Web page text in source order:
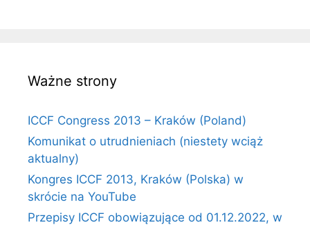
Ważne strony
ICCF Congress 2013 – Kraków (Poland)
Komunikat o utrudnieniach (niestety wciąż
aktualny)
Kongres ICCF 2013, Kraków (Polska) w
skrócie na YouTube
Przepisy ICCF obowiązujące od 01.12.2022, w